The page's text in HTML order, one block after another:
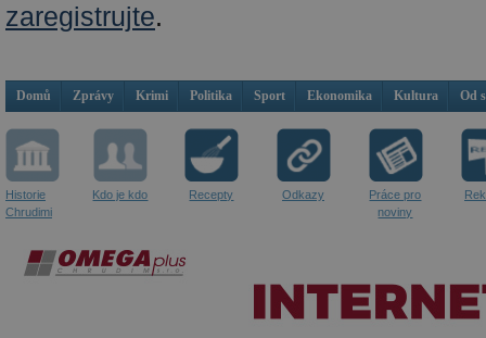
zaregistrujte.
Domů Zprávy Krimi Politika Sport Ekonomika Kultura Od
Historie
Chrudimi
Kdo je kdo Recepty Odkazy
Práce pro
noviny